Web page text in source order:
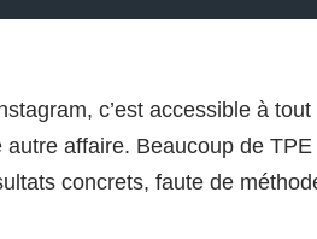
c’est accessible à
affaire. Beaucoup de
concrets, faute de